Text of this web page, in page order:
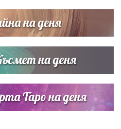
на деня
на деня
Таро на деня